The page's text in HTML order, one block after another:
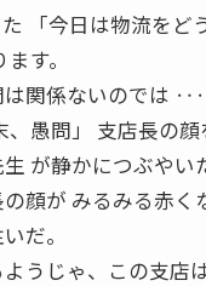
「今日は物流をど
す。
は関係ないのでは
愚問」 支店長の顔
が静かにつぶやい
顔が みるみる赤く
だ。
ようじゃ、この支店